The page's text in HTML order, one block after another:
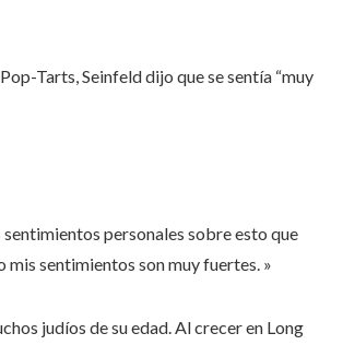
Tarts, Seinfeld dijo que se sentía “muy
personales sobre esto que
sentimientos son muy fuertes. »
judíos de su edad. Al crecer en Long